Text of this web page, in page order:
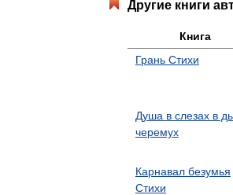
Другие книги
Книга
Грань Стихи
Душа в слезах в
черемух
Карнавал безумья
Стихи